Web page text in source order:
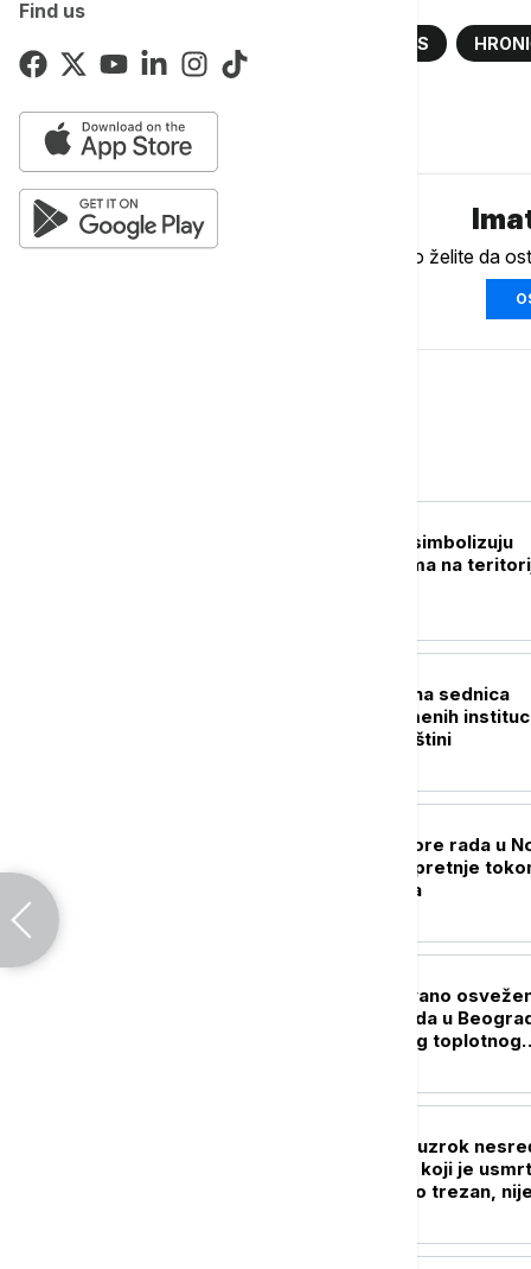
Find us
UDES
Komentari (
Ukoliko želite da
Ković: Prebilovci simbolizuju
genocid nad Srbima na
Danas konstitutivna sednica
skupštine privremenih
samouprave u Prištini
Napad na inspektore rada u
Pazaru: Upućene pretnje
kontrole gradilišta
Stiže dugo očekivano
Kiša počela da pada u
posle višednevnog toplotnog
Tužilaštvo otkrilo uzrok
kod Šapca: Vozač koji je
dvojicu radnika bio trezan, nije